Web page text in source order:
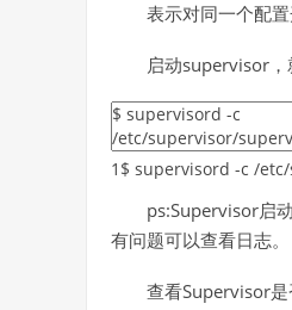
表示对同一个配置
启动supervisor，
1 $ supervisord -c /etc/
ps:Supervisor启
有问题可以查看日志。
查看Supervisor